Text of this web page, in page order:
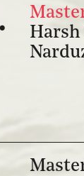
Harsh